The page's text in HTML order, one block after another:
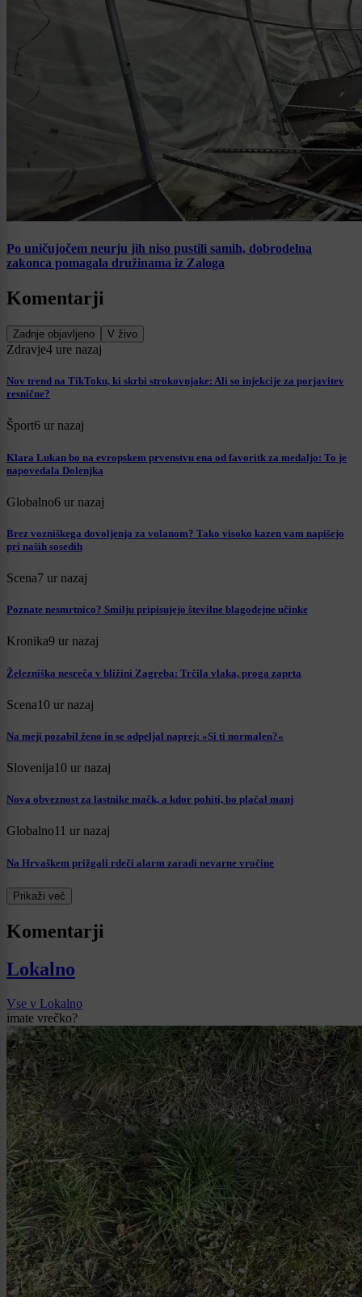
Po uničujočem neurju jih niso pustili samih, dobrodelna
zakonca pomagala družinama iz Zaloga
Komentarji
Zadnje objavljeno V živo
Zdravje4 ure nazaj
Nov trend na TikToku, ki skrbi strokovnjake: Ali so injekcije za porjavitev
resnične?
Šport6 ur nazaj
Klara Lukan bo na evropskem prvenstvu ena od favoritk za medaljo: To je
napovedala Dolenjka
Globalno6 ur nazaj
Brez vozniškega dovoljenja za volanom? Tako visoko kazen vam napišejo
pri naših sosedih
Scena7 ur nazaj
Poznate nesmrtnico? Smilju pripisujejo številne blagodejne učinke
Kronika9 ur nazaj
Železniška nesreča v bližini Zagreba: Trčila vlaka, proga zaprta
Scena10 ur nazaj
Na meji pozabil ženo in se odpeljal naprej: »Si ti normalen?«
Slovenija10 ur nazaj
Nova obveznost za lastnike mačk, a kdor pohiti, bo plačal manj
Globalno11 ur nazaj
Na Hrvaškem prižgali rdeči alarm zaradi nevarne vročine
Prikaži več
Komentarji
Lokalno
Vse v Lokalno
imate vrečko?